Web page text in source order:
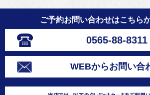
ご予約お問い合わせはこちら
0565-88-8311
WEBからお問い合